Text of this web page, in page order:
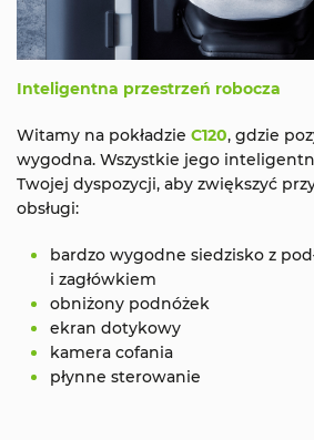
Inteligentna przestrzeń robocza
Witamy na pokładzie C120, gdzie
wygodna. Wszystkie jego
Twojej dyspozycji, aby zwiększyć
obsługi:
bardzo wygodne siedzisko z
i zagłówkiem
obniżony podnóżek
ekran dotykowy
kamera cofania
płynne sterowanie